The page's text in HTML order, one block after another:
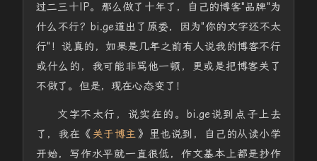
过二三十IP。那么做了十年了，自己的博客"品牌"为
什么不行？bi.ge道出了原委，因为"你的文字还不太
行"！说真的，如果是几年之前有人说我的博客不行
或什么的，我可能非骂他一顿，更或是把博客关了
不做了。但是，现在心态变了！
文字不太行，说实在的。bi.ge说到点子上去
了，我在《 关于博主 》里也说到，自己的从读小学
开始，写作水平就一直很低，作文基本上都是抄作